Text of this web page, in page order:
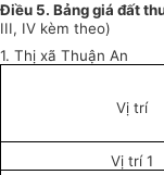
Điều 5. Bảng giá đất
III, IV kèm theo)
1. Thị xã Thuận An
Vị trí
Vị trí 1